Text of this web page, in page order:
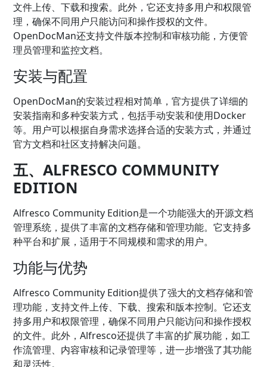
文件上传、下载和搜索。此外，它还支持多用户和权限管
理，确保不同用户只能访问和操作授权的文件。
OpenDocMan还支持文件版本控制和审核功能，方便管
理员管理和监控文档。
安装与配置
OpenDocMan的安装过程相对简单，官方提供了详细的
安装指南和多种安装方式，包括手动安装和使用Docker
等。用户可以根据自身需求选择合适的安装方式，并通过
官方文档和社区支持解决问题。
五、ALFRESCO COMMUNITY
EDITION
Alfresco Community Edition是一个功能强大的开源文档
管理系统，提供了丰富的文档存储和管理功能。它支持多
种平台和扩展，适用于不同规模和需求的用户。
功能与优势
Alfresco Community Edition提供了强大的文档存储和管
理功能，支持文件上传、下载、搜索和版本控制。它还支
持多用户和权限管理，确保不同用户只能访问和操作授权
的文件。此外，Alfresco还提供了丰富的扩展功能，如工
作流管理、内容审核和记录管理等，进一步增强了其功能
和灵活性。